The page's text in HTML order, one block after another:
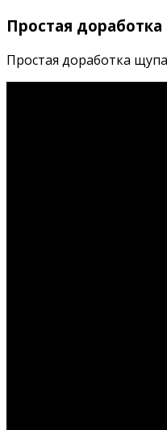
Простая
Простая доработка